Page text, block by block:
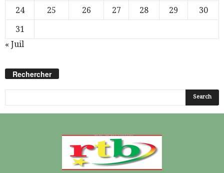
24
25 26 27 28 29
30
31
« Juil
Rechercher